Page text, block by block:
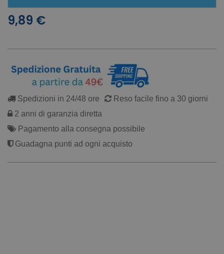
9,89 €
Spedizioni in 24/48 ore
Reso facile fino a 30 giorni
2 anni di garanzia diretta
Pagamento alla consegna possibile
Guadagna punti ad ogni acquisto